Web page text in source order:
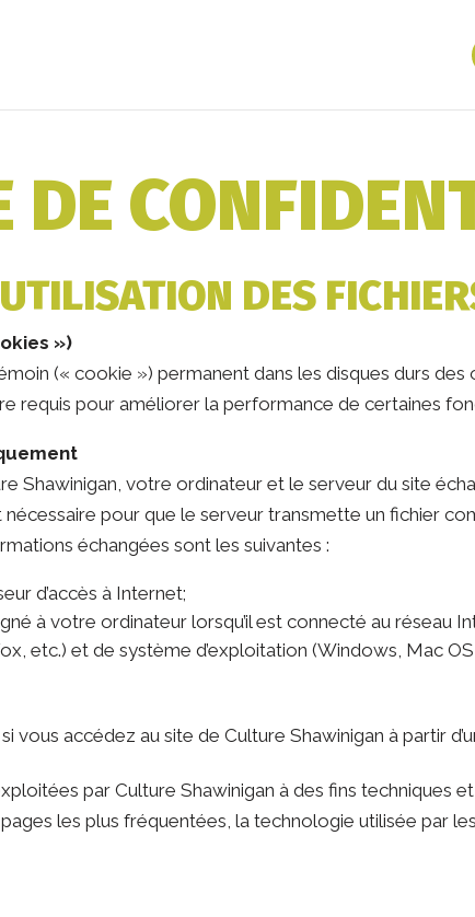
DE
DES
»)
(« cookie ») permanent dans les disques durs des
requis pour améliorer la performance de certaines
Shawinigan, votre ordinateur et le serveur du site
pour que le serveur transmette un fichier
échangées sont les suivantes :
d’accès à Internet;
à votre ordinateur lorsqu’il est connecté au réseau
etc.) et de système d’exploitation (Windows, Mac
vous accédez au site de Culture Shawinigan à partir
par Culture Shawinigan à des fins techniques
les plus fréquentées, la technologie utilisée par